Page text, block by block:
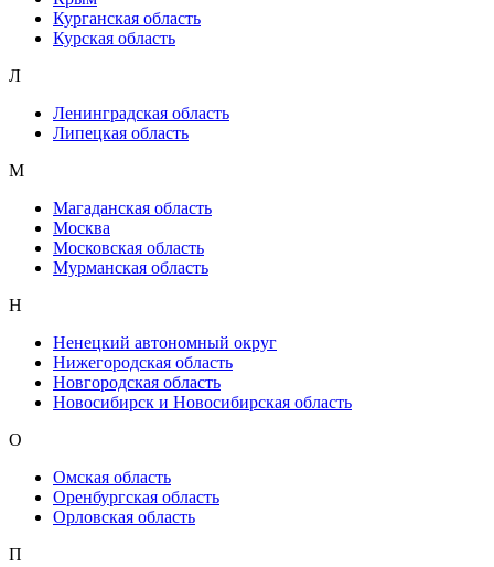
Курганская область
Курская область
Л
Ленинградская область
Липецкая область
М
Магаданская область
Москва
Московская область
Мурманская область
Н
Ненецкий автономный округ
Нижегородская область
Новгородская область
Новосибирск и Новосибирская область
О
Омская область
Оренбургская область
Орловская область
П